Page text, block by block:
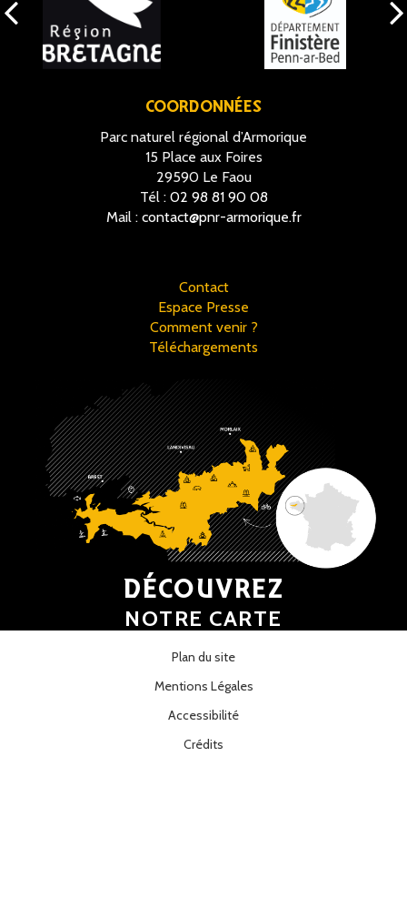
COORDONNÉES
Parc naturel régional d’Armorique
15 Place aux Foires
29590 Le Faou
Tél : 02 98 81 90 08
Mail : contact@pnr-armorique.fr
Contact
Espace Presse
Comment venir ?
Téléchargements
DÉCOUVREZ
NOTRE CARTE
Plan du site
Mentions Légales
Accessibilité
Crédits